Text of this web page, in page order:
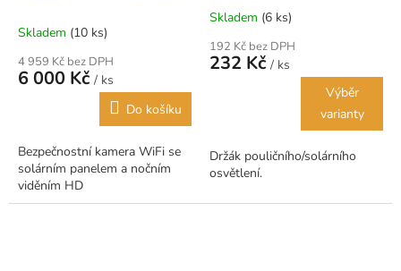
Skladem (10 ks)
4 959 Kč bez DPH
6 000 Kč / ks
Do košíku
Bezpečnostní kamera WiFi se
solárním panelem a nočním
viděním HD
Průměrné
produktu
je
Skladem (6 ks)
192 Kč bez DPH
232 Kč / ks
Výběr
varianty
Držák pouličního/solárního
osvětlení.